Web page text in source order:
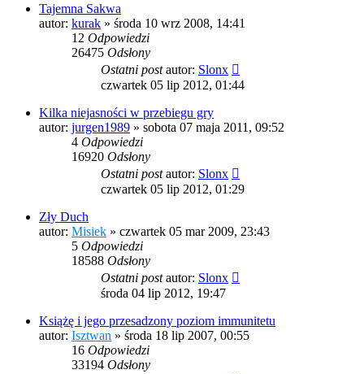
Tajemna Sakwa
autor: kurak » środa 10 wrz 2008, 14:41
12 Odpowiedzi
26475 Odsłony
Ostatni postautor: Slonx
czwartek 05 lip 2012, 01:44
Kilka niejasności w przebiegu gry
autor: jurgen1989 » sobota 07 maja 2011, 09:52
4 Odpowiedzi
16920 Odsłony
Ostatni postautor: Slonx
czwartek 05 lip 2012, 01:29
Zły Duch
autor: Misiek » czwartek 05 mar 2009, 23:43
5 Odpowiedzi
18588 Odsłony
Ostatni postautor: Slonx
środa 04 lip 2012, 19:47
Książę i jego przesadzony poziom immunitetu
autor: Isztwan » środa 18 lip 2007, 00:55
16 Odpowiedzi
33194 Odsłony